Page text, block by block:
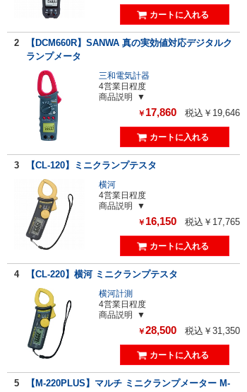
2
【DCM660R】SANWA 真の実効値対応デジタルク
ランプメータ
三和電気計器
4営業日程度
商品説明
￥ 17,860 税込￥19,646
3 【CL-120】ミニクランプテスタ
横河
4営業日程度
商品説明
￥ 16,150 税込￥17,765
4 【CL-220】横河 ミニクランプテスタ
横河計測
4営業日程度
商品説明
￥28,500 税込￥31,350
5
【M-220PLUS】マルチ ミニクランプメーター M-